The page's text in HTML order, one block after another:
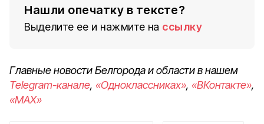
Нашли опечатку в тексте?
Выделите ее и нажмите на ссылку
Главные новости Белгорода и области в нашем
Telegram-канале, «Одноклассниках», «ВКонтакте»,
«MAX»